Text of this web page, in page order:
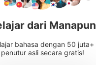
dari Manapun
bahasa dengan 50 juta+
penutur asli secara gratis!